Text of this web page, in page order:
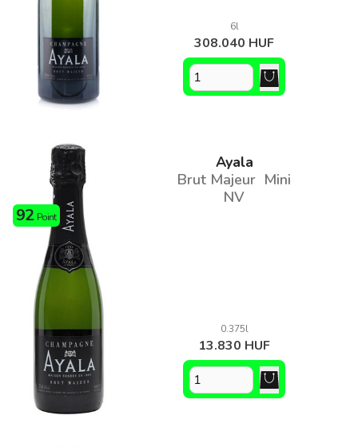
6l
308.040 HUF
92 Point
Ayala
Brut Majeur Mini
NV
0.375l
13.830 HUF